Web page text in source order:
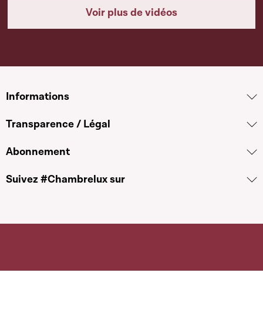
Voir plus de vidéos
Informations
Transparence / Légal
Abonnement
Suivez #Chambrelux sur